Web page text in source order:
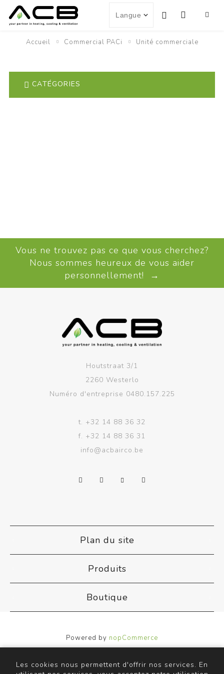
Accueil Commercial PACi Unité commerciale
CATÉGORIES
Vous ne trouvez pas ce que vous cherchez?
Nous sommes heureux de vous aider
personnellement! →
Houtstraat 3/1
2260 Westerlo
Numéro d'entreprise 0480.157.225
t. +32 14 88 36 32
f. +32 14 88 36 31
info@acbairco.be
Plan du site
Produits
Boutique
Powered by nopCommerce
Designed byNop-Templates.com
Copyright © 2026 ACB Airco. Tous droits réservés.
Les cookies nous permettent d'offrir nos services. En